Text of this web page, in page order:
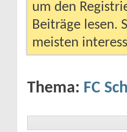
um den
Beiträge lesen.
meisten
Thema: FC